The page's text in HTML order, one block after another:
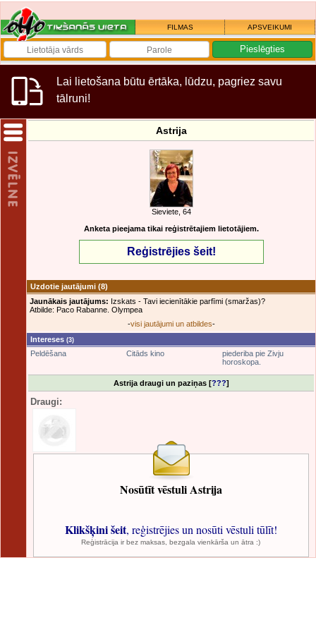
FILMAS APSVEIKUMI
Lai lietošana būtu ērtāka, lūdzu, pagriez savu
tālruni!
Astrija
Sieviete, 64
Anketa pieejama tikai reģistrētajiem lietotājiem.
Reģistrējies šeit!
Uzdotie jautājumi (8)
Jaunākais jautājums: Izskats - Tavi iecienītākie parfīmi (smaržas)?
Atbilde: Paco Rabanne. Olympea
-visi jautājumi un atbildes-
Intereses (3)
Peldēšana Citāds kino
piederiba pie Zivju
horoskopa.
Astrija draugi un paziņas [???]
Draugi:
Nosūtīt vēstuli Astrija
Klikšķini šeit, reģistrējies un nosūti vēstuli tūlīt!
Reģistrācija ir bez maksas, bezgala vienkārša un ātra :)